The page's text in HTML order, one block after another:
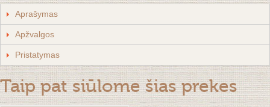
Aprašymas
Apžvalgos
Pristatymas
Taip pat siūlome šias prekes